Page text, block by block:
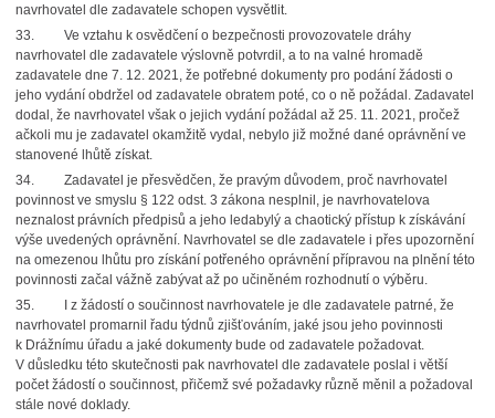
navrhovatel dle zadavatele schopen vysvětlit.
33. Ve vztahu k osvědčení o bezpečnosti provozovatele dráhy
navrhovatel dle zadavatele výslovně potvrdil, a to na valné hromadě
zadavatele dne 7. 12. 2021, že potřebné dokumenty pro podání žádosti o
jeho vydání obdržel od zadavatele obratem poté, co o ně požádal. Zadavatel
dodal, že navrhovatel však o jejich vydání požádal až 25. 11. 2021, pročež
ačkoli mu je zadavatel okamžitě vydal, nebylo již možné dané oprávnění ve
stanovené lhůtě získat.
34. Zadavatel je přesvědčen, že pravým důvodem, proč navrhovatel
povinnost ve smyslu § 122 odst. 3 zákona nesplnil, je navrhovatelova
neznalost právních předpisů a jeho ledabylý a chaotický přístup k získávání
výše uvedených oprávnění. Navrhovatel se dle zadavatele i přes upozornění
na omezenou lhůtu pro získání potřeného oprávnění přípravou na plnění této
povinnosti začal vážně zabývat až po učiněném rozhodnutí o výběru.
35. I z žádostí o součinnost navrhovatele je dle zadavatele patrné, že
navrhovatel promarnil řadu týdnů zjišťováním, jaké jsou jeho povinnosti
k Drážnímu úřadu a jaké dokumenty bude od zadavatele požadovat.
V důsledku této skutečnosti pak navrhovatel dle zadavatele poslal i větší
počet žádostí o součinnost, přičemž své požadavky různě měnil a požadoval
stále nové doklady.